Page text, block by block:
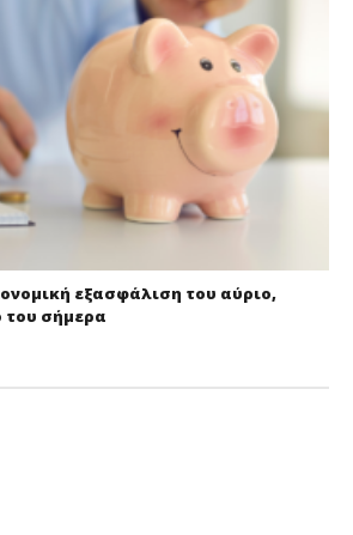
εξασφάλιση του αύριο,
του σήμερα